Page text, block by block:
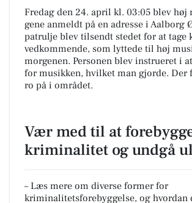
Fredag den 24. april kl. 03:05 blev høj
gene anmeldt på en adresse i Aalborg
patrulje blev tilsendt stedet for at tage
vedkommende, som lyttede til høj
morgenen. Personen blev instrueret i
for musikken, hvilket man gjorde. Der
ro på i området.
Vær med til at
kriminalitet og undgå
– Læs mere om diverse former for
kriminalitetsforebyggelse, og hvordan